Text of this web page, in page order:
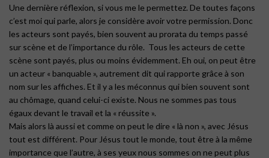
Une dernière réflexion, si vous me le permettez. De toutes façons
c’est moi qui parle, alors je considère avoir votre permission. Donc
les acteurs sont payés, bien souvent au prorata du temps passé
sur scène et de l’importance du rôle. Tous les acteurs de cette
scène sont payés, plus ou moins évidemment. Eh oui, on peut être
un acteur « banquable », autrement dit qui rapporte grâce à son
nom sur les affiches. Et il y a les méconnus qui bien souvent sont
au chômage, quand celui-ci existe. Nous ne sommes pas tous
égaux devant le travail et la « réussite ».
Mais alors là aussi et comme on peut le dire « là non », avec Jésus
tout est différent. Pour Jésus tout le monde, tout être à la même
importance que l’autre, à ses yeux nous sommes on ne peut plus